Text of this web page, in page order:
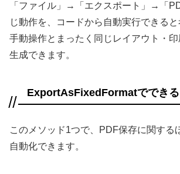
「ファイル」→「エクスポート」→「
じ動作を、コードから自動実行できると
手動操作とまったく同じレイアウト・
生成できます。
ExportAsFixedFormatでできる
このメソッド1つで、PDF保存に関する
自動化できます。